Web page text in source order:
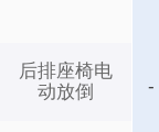
后排座椅电
动放倒
-